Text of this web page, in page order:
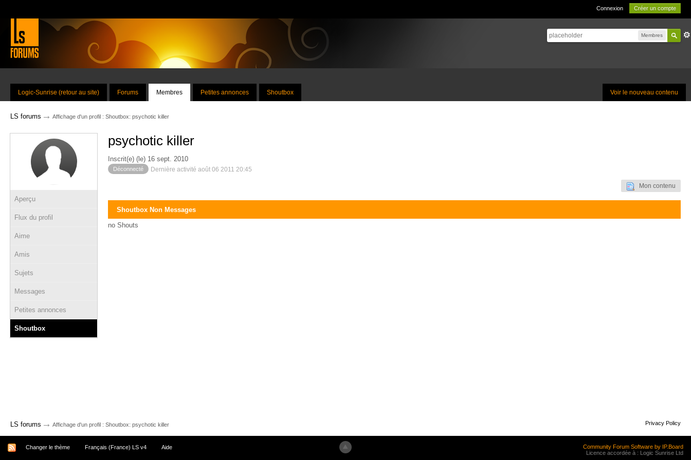
Connexion Créer un compte
Membres
Voir le nouveau contenu
Logic-Sunrise (retour au site) Forums Membres Petites annonces Shoutbox
LS forums → Affichage d'un profil : Shoutbox: psychotic killer
Aperçu
Flux du profil
Aime
Amis
Sujets
Messages
Petites annonces
Shoutbox
psychotic killer
Inscrit(e) (le) 16 sept. 2010
Déconnecté Dernière activité août 06 2011 20:45
Mon contenu
Shoutbox Non Messages
no Shouts
LS forums → Affichage d'un profil : Shoutbox: psychotic killer Privacy Policy
Changer le thème Français (France) LS v4 Aide
Community Forum Software by IP.Board
Licence accordée à : Logic Sunrise Ltd